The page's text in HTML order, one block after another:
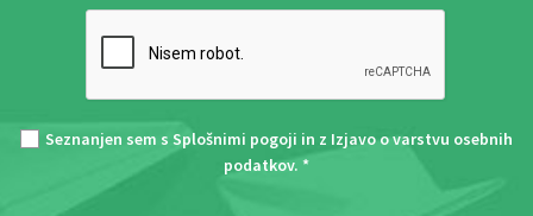
Seznanjen sem s Splošnimi pogoji in z Izjavo o varstvu osebnih
podatkov. *